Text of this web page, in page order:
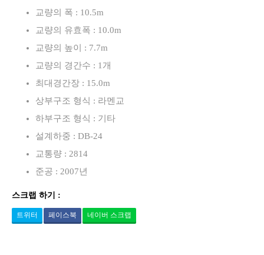
교량의 폭 : 10.5m
교량의 유효폭 : 10.0m
교량의 높이 : 7.7m
교량의 경간수 : 1개
최대경간장 : 15.0m
상부구조 형식 : 라멘교
하부구조 형식 : 기타
설계하중 : DB-24
교통량 : 2814
준공 : 2007년
스크랩 하기 :
트위터 페이스북 네이버 스크랩